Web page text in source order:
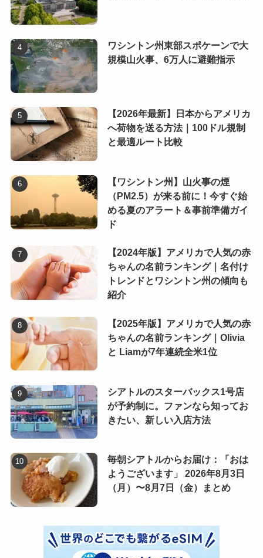
ワシントン州東部スポケーンで大
規模山火事、6万人に避難指示
【2026年最新】日本からアメリカ
へ荷物を送る方法｜100ドル規制
と最適ルート比較
【ワシントン州】山火事の煙
（PM2.5）が来る前に！今すぐ始
める夏のアラート＆事前準備ガイ
ド
【2024年版】アメリカで人気の赤
ちゃんの名前ランキング｜名付け
トレンドとワシントン州の傾向も
紹介
【2025年版】アメリカで人気の赤
ちゃんの名前ランキング｜Olivia
と Liamが7年連続全米1位
シアトルのスターバックス1号店
が予約制に。ファンなら知ってお
きたい、新しい入店方法
毎朝シアトルからお届け：「おは
ようございます」 2026年8月3日
（月）〜8月7日（金）まとめ